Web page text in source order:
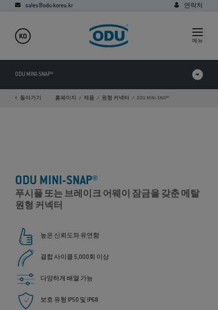
sales@odu-korea.kr 연락처
KO
메뉴
ODU MINI-SNAP®
동영상
돌아가기 홈페이지 제품 원형 커넥터 ODU MINI-SNAP®
ODU MINI-SNAP®
푸시풀 또는 브레이크 어웨이 잠금을 갖춘 메탈
원형 커넥터
높은 신뢰도와 유연함
결합 사이클 5,000회 이상
다양하게 배열 가능
보호 유형 IP50 및 IP68